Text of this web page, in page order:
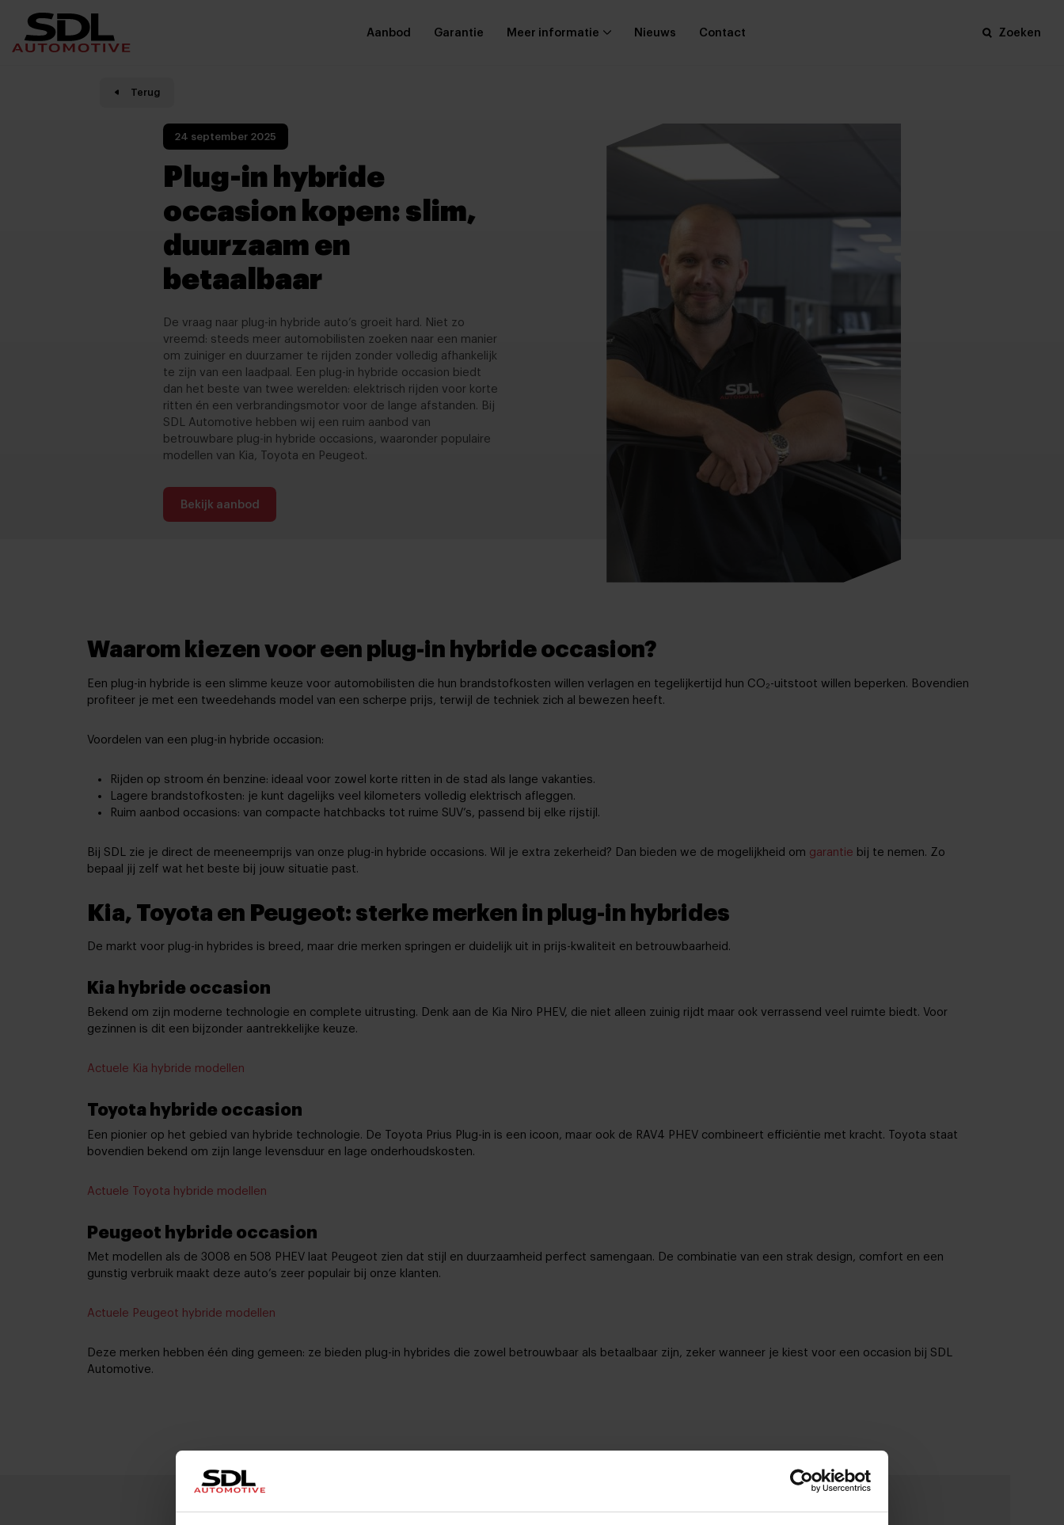
Aanbod Garantie Meer informatie Nieuws Contact Zoeken
Nieuwe locatie SDL
Vergelijker
Terug
24 september 2025
Plug-in hybride
occasion kopen: slim,
duurzaam en
betaalbaar
De vraag naar plug-in hybride auto’s groeit hard. Niet zo
vreemd: steeds meer automobilisten zoeken naar een manier
om zuiniger en duurzamer te rijden zonder volledig afhankelijk
te zijn van een laadpaal. Een plug-in hybride occasion biedt
dan het beste van twee werelden: elektrisch rijden voor korte
ritten én een verbrandingsmotor voor de lange afstanden. Bij
SDL Automotive hebben wij een ruim aanbod van
betrouwbare plug-in hybride occasions, waaronder populaire
modellen van Kia, Toyota en Peugeot.
Bekijk aanbod
Waarom kiezen voor een plug-in hybride occasion?
Een plug-in hybride is een slimme keuze voor automobilisten die hun brandstofkosten willen verlagen en tegelijkertijd hun CO₂-uitstoot willen beperken. Bovendien
profiteer je met een tweedehands model van een scherpe prijs, terwijl de techniek zich al bewezen heeft.
Voordelen van een plug-in hybride occasion:
Rijden op stroom én benzine: ideaal voor zowel korte ritten in de stad als lange vakanties.
Lagere brandstofkosten: je kunt dagelijks veel kilometers volledig elektrisch afleggen.
Ruim aanbod occasions: van compacte hatchbacks tot ruime SUV’s, passend bij elke rijstijl.
Bij SDL zie je direct de meeneemprijs van onze plug-in hybride occasions. Wil je extra zekerheid? Dan bieden we de mogelijkheid om garantie bij te nemen. Zo
bepaal jij zelf wat het beste bij jouw situatie past.
Kia, Toyota en Peugeot: sterke merken in plug-in hybrides
De markt voor plug-in hybrides is breed, maar drie merken springen er duidelijk uit in prijs-kwaliteit en betrouwbaarheid.
Kia hybride occasion
Bekend om zijn moderne technologie en complete uitrusting. Denk aan de Kia Niro PHEV, die niet alleen zuinig rijdt maar ook verrassend veel ruimte biedt. Voor
gezinnen is dit een bijzonder aantrekkelijke keuze.
Actuele Kia hybride modellen
Toyota hybride occasion
Een pionier op het gebied van hybride technologie. De Toyota Prius Plug-in is een icoon, maar ook de RAV4 PHEV combineert efficiëntie met kracht. Toyota staat
bovendien bekend om zijn lange levensduur en lage onderhoudskosten.
Actuele Toyota hybride modellen
Peugeot hybride occasion
Met modellen als de 3008 en 508 PHEV laat Peugeot zien dat stijl en duurzaamheid perfect samengaan. De combinatie van een strak design, comfort en een
gunstig verbruik maakt deze auto’s zeer populair bij onze klanten.
Actuele Peugeot hybride modellen
Deze merken hebben één ding gemeen: ze bieden plug-in hybrides die zowel betrouwbaar als betaalbaar zijn, zeker wanneer je kiest voor een occasion bij SDL
Automotive.